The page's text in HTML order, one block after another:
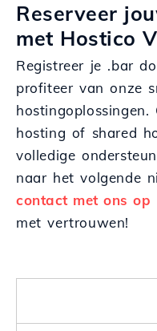
Reserveer
met Hostico
Registreer je .bar
profiteer van onze
hosting of shared
volledige
naar het volgende
contact met ons op
met vertrouwen!